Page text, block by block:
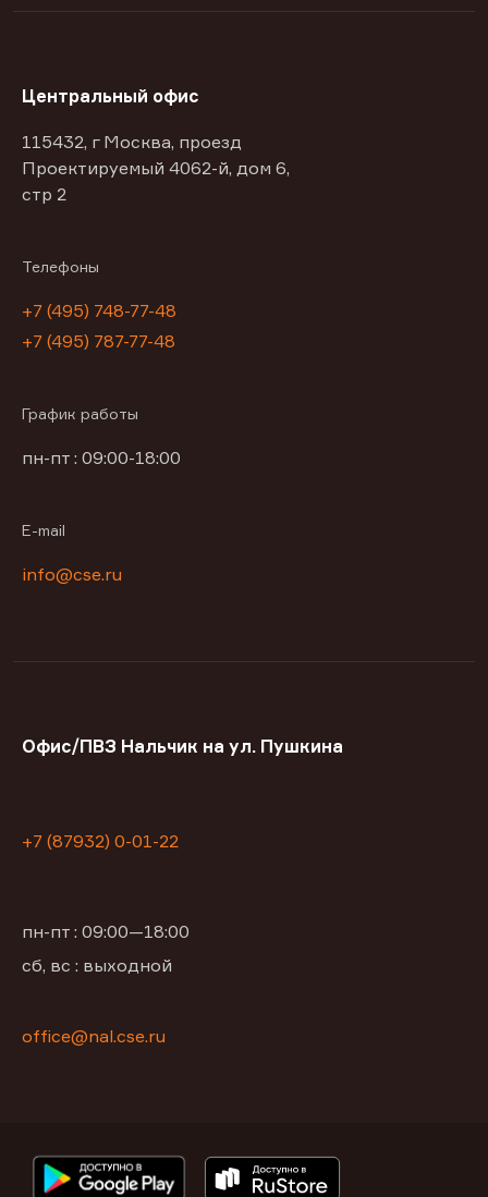
Центральный офис
115432, г Москва, проезд
Проектируемый 4062-й, дом 6,
стр 2
Телефоны
+7 (495) 748-77-48
+7 (495) 787-77-48
График работы
пн-пт : 09:00-18:00
E-mail
info@cse.ru
Офис/ПВЗ Нальчик на ул. Пушкина
+7 (87932) 0-01-22
пн-пт : 09:00—18:00
сб, вс : выходной
office@nal.cse.ru